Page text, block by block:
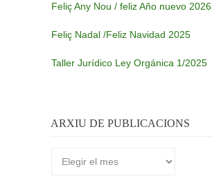
Feliç Any Nou / feliz Año nuevo 2026
Feliç Nadal /Feliz Navidad 2025
Taller Jurídico Ley Orgánica 1/2025
ARXIU DE PUBLICACIONS